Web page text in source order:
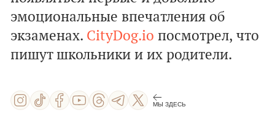
эмоциональные впечатления об
экзаменах. CityDog.io посмотрел, что
пишут школьники и их родители.
МЫ ЗДЕСЬ